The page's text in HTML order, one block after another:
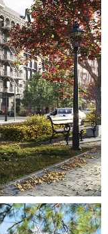
בניין מגורים